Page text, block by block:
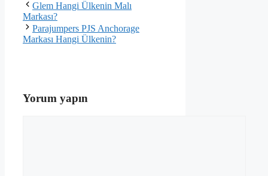
Glem Hangi Ülkenin Malı
Markası?
Parajumpers PJS Anchorage
Markası Hangi Ülkenin?
Yorum yapın